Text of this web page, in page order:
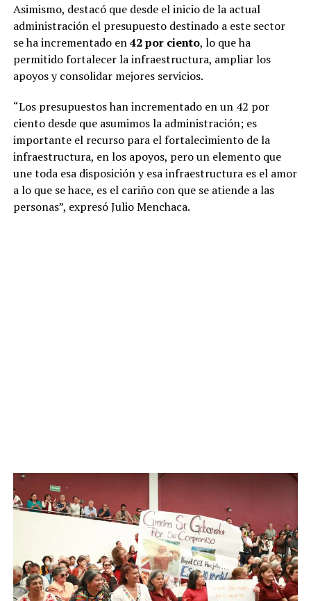
Asimismo, destacó que desde el inicio de la actual
administración el presupuesto destinado a este sector
se ha incrementado en42 por ciento, lo que ha
permitido fortalecer la infraestructura, ampliar los
apoyos y consolidar mejores servicios.
“Los presupuestos han incrementado en un 42 por
ciento desde que asumimos la administración; es
importante el recurso para el fortalecimiento de la
infraestructura, en los apoyos, pero un elemento que
une toda esa disposición y esa infraestructura es el amor
a lo que se hace, es el cariño con que se atiende a las
personas”, expresó Julio Menchaca.